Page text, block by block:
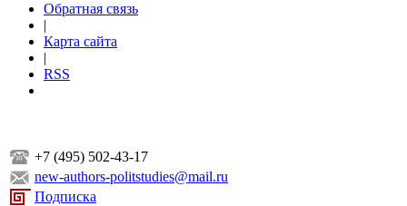
Обратная связь
|
Карта сайта
|
RSS
+7 (495) 502-43-17
new-authors-politstudies@mail.ru
Подписка